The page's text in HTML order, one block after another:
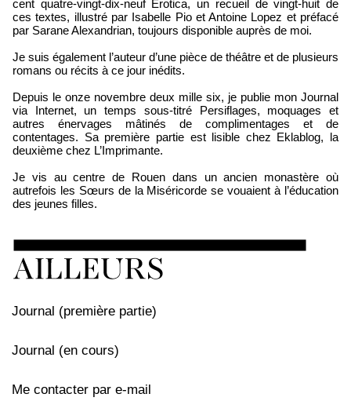
cent quatre-vingt-dix-neuf Erotica, un recueil de vingt-huit de
ces textes, illustré par Isabelle Pio et Antoine Lopez et préfacé
par Sarane Alexandrian, toujours disponible auprès de moi.
Je suis également l’auteur d’une pièce de théâtre et de plusieurs
romans ou récits à ce jour inédits.
Depuis le onze novembre deux mille six, je publie mon Journal
via Internet, un temps sous-titré Persiflages, moquages et
autres énervages mâtinés de complimentages et de
contentages. Sa première partie est lisible chez Eklablog, la
deuxième chez L’Imprimante.
Je vis au centre de Rouen dans un ancien monastère où
autrefois les Sœurs de la Miséricorde se vouaient à l’éducation
des jeunes filles.
Journal (première partie)
Journal (en cours)
Me contacter par e-mail